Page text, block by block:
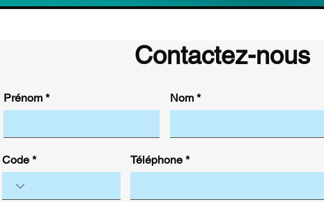
Contactez-nous
Prénom Nom
Code Téléphone